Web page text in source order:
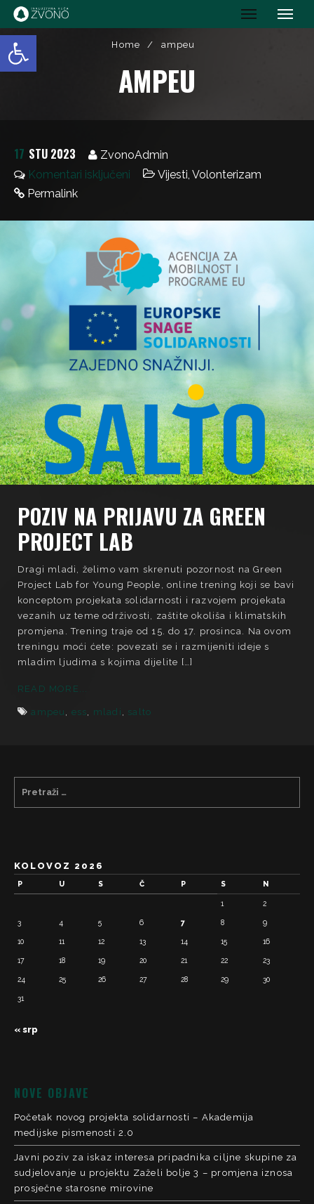
Open toolbar IK Zvono
Home / ampeu
AMPEU
17 STU 2023
ZvonoAdmin
Komentari isključeni
Vijesti, Volonterizam
Permalink
POZIV NA PRIJAVU ZA GREEN
PROJECT LAB
Dragi mladi, želimo vam skrenuti pozornost na Green
Project Lab for Young People, online trening koji se bavi
konceptom projekata solidarnosti i razvojem projekata
vezanih uz teme održivosti, zaštite okoliša i klimatskih
promjena. Trening traje od 15. do 17. prosinca. Na ovom
treningu moći ćete: povezati se i razmijeniti ideje s
mladim ljudima s kojima dijelite […]
READ MORE...
ampeu ess mladi salto
KOLOVOZ 2026
P U S Č P S N
1 2
3 4 5 6 7 8 9
10 11 12 13 14 15 16
17 18 19 20 21 22 23
24 25 26 27 28 29 30
31
« srp
NOVE OBJAVE
Početak novog projekta solidarnosti – Akademija
medijske pismenosti 2.0
Javni poziv za iskaz interesa pripadnika ciljne skupine za
sudjelovanje u projektu Zaželi bolje 3 – promjena iznosa
prosječne starosne mirovine